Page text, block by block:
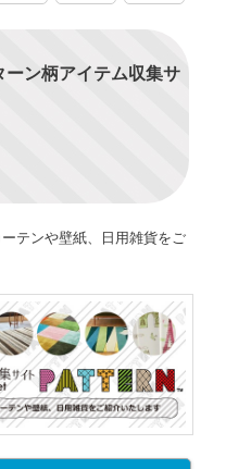
ーン柄アイテム収集サ
テンや壁紙、日用雑貨をご